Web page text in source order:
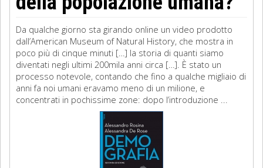
Da qualche giorno sta girando online un video prodotto
dall’American Museum of Natural History, che mostra in
poco più di cinque minuti […] la storia di quanti siamo
diventati negli ultimi 200mila anni circa […]. È stato un
processo notevole, contando che fino a qualche migliaio di
anni fa noi umani eravamo meno di un milione, e
concentrati in pochissime zone: dopo l’introduzione ...